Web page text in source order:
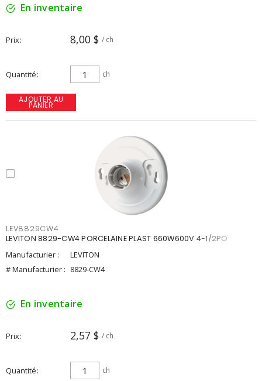
En inventaire
Prix 8,00 $ / ch
Quantité ch
AJOUTER AU
PANIER
LEV8829CW4
LEVITON 8829-CW4 PORCELAINE PLAST 660W600V 4-1/2PO
Manufacturier :
LEVITON
# Manufacturier : 8829-CW4
En inventaire
Prix 2,57 $ / ch
Quantité ch